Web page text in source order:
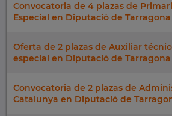
Convocatoria de 4 plazas de
Especial en Diputació de Tarragona
Oferta de 2 plazas de Auxiliar
especial en Diputació de Tarragona
Convocatoria de 2 plazas de
Catalunya en Diputació de